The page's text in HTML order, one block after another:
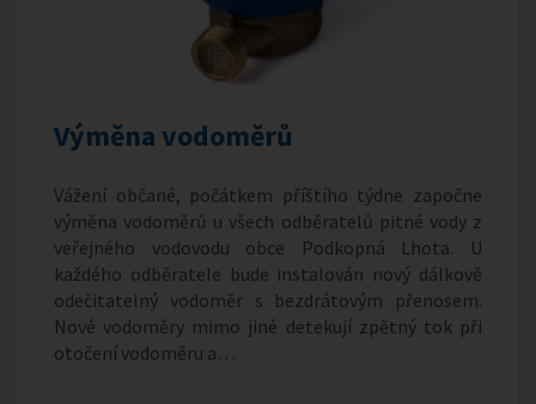
Výměna vodoměrů
Vážení občané, počátkem příštího týdne započne
výměna vodoměrů u všech odběratelů pitné vody z
veřejného vodovodu obce Podkopná Lhota. U
každého odběratele bude instalován nový dálkově
odečitatelný vodoměr s bezdrátovým přenosem.
Nové vodoměry mimo jiné detekují zpětný tok při
otočení vodoměru a…